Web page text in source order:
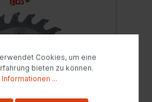
Cookies, um eine
bieten zu können.
Informationen ...